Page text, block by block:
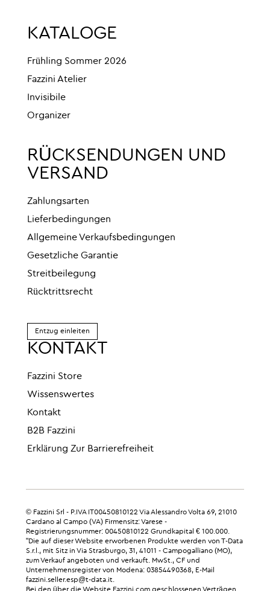
KATALOGE
Frühling Sommer 2026
Fazzini Atelier
Invisibile
Organizer
RÜCKSENDUNGEN UND
VERSAND
Zahlungsarten
Lieferbedingungen
Allgemeine Verkaufsbedingungen
Gesetzliche Garantie
Streitbeilegung
Rücktrittsrecht
Entzug einleiten
KONTAKT
Fazzini Store
Wissenswertes
Kontakt
B2B Fazzini
Erklärung Zur Barrierefreiheit
© Fazzini Srl - P.IVA IT00450810122 Via Alessandro Volta 69, 21010
Cardano al Campo (VA) Firmensitz: Varese -
Registrierungsnummer: 00450810122 Grundkapital € 100.000.
"Die auf dieser Website erworbenen Produkte werden von T-Data
S.r.l., mit Sitz in Via Strasburgo, 31, 41011 - Campogalliano (MO),
zum Verkauf angeboten und verkauft. MwSt., CF und
Unternehmensregister von Modena: 03854490368, E-Mail
fazzini.seller.esp@t-data.it.